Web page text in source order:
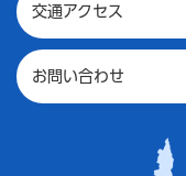
交通アクセス
お問い合わせ